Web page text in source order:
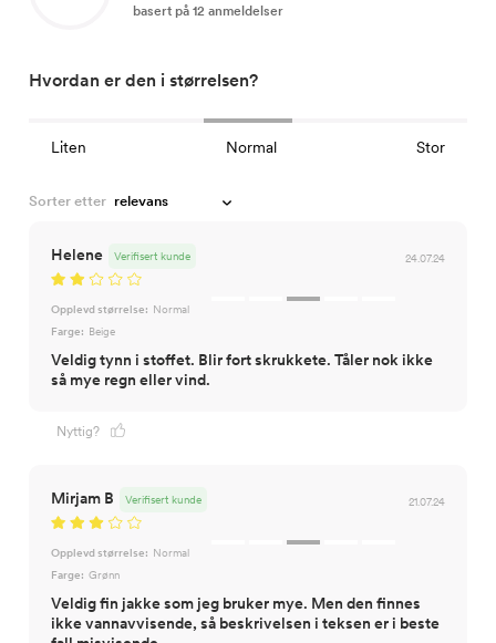
basert på 12 anmeldelser
Hvordan er den i størrelsen?
Liten Normal Stor
Sorter etter
Helene 24.07.24
Verifisert kunde
Opplevd størrelse: Normal
Farge: Beige
Veldig tynn i stoffet. Blir fort skrukkete. Tåler nok ikke
så mye regn eller vind.
Nyttig?
Mirjam B 21.07.24
Verifisert kunde
Opplevd størrelse: Normal
Farge: Grønn
Veldig fin jakke som jeg bruker mye. Men den finnes
ikke vannavvisende, så beskrivelsen i teksen er i beste